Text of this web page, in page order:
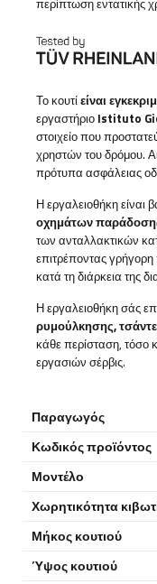
περίπτωση εντατικής
Το κουτίείναι
εργαστήριο Istituto
στοιχείο που
χρηστών του δρόμου.
πρότυπα ασφάλειας
Η εργαλειοθήκη είναι
οχημάτων
των ανταλλακτικών
επιτρέποντας
κατά τη διάρκεια της
Η εργαλειοθήκη σάς
ρυμούλκησης,
κάθε περίσταση, τόσο
εργασιών σέρβις.
Παραγωγός
Κωδικός προϊόντος
Μοντέλο
Χωρητικότητα
Μήκος κουτιού
Ύψος κουτιού